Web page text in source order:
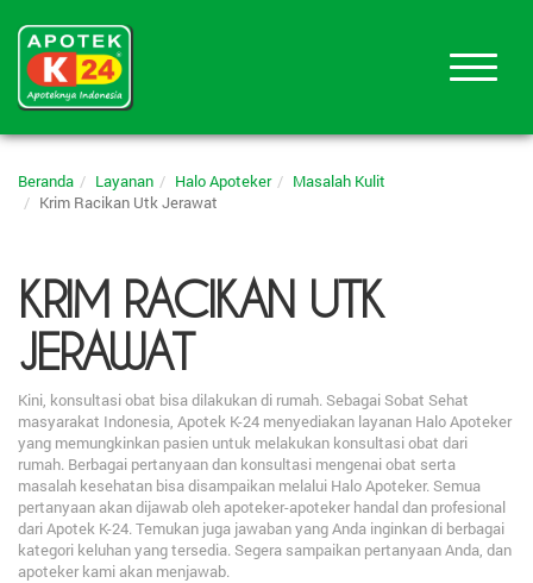
Beranda Layanan Halo Apoteker
Masalah Kulit
Krim Racikan Utk Jerawat
KRIM RACIKAN UTK
JERAWAT
Kini, konsultasi obat bisa dilakukan di rumah. Sebagai Sobat Sehat
masyarakat Indonesia, Apotek K-24 menyediakan layanan Halo Apoteker
yang memungkinkan pasien untuk melakukan konsultasi obat dari
rumah. Berbagai pertanyaan dan konsultasi mengenai obat serta
masalah kesehatan bisa disampaikan melalui Halo Apoteker. Semua
pertanyaan akan dijawab oleh apoteker-apoteker handal dan profesional
dari Apotek K-24. Temukan juga jawaban yang Anda inginkan di berbagai
kategori keluhan yang tersedia. Segera sampaikan pertanyaan Anda, dan
apoteker kami akan menjawab.